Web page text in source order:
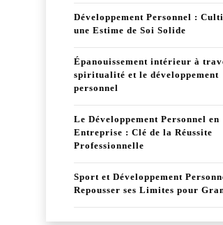
Développement Personnel :
une Estime de Soi Solide
Épanouissement intérieur à
spiritualité et le développement
personnel
Le Développement Personnel en
Entreprise : Clé de la Réussite
Professionnelle
Sport et Développement
Repousser ses Limites pour